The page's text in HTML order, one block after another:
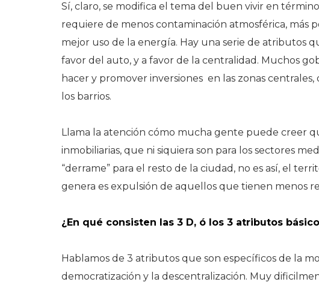
Sí, claro, se modifica el tema del buen vivir en
requiere de menos contaminación atmosférica, más
mejor uso de la energía. Hay una serie de atributos
favor del auto, y a favor de la centralidad. Muchos
hacer y promover inversiones en las zonas centrales,
los barrios.
Llama la atención cómo mucha gente puede creer
inmobiliarias, que ni siquiera son para los sectores
“derrame” para el resto de la ciudad, no es así, el
genera es expulsión de aquellos que tienen menos
¿En qué consisten las 3 D, ó los 3 atributos
Hablamos de 3 atributos que son específicos de la
democratización y la descentralización. Muy